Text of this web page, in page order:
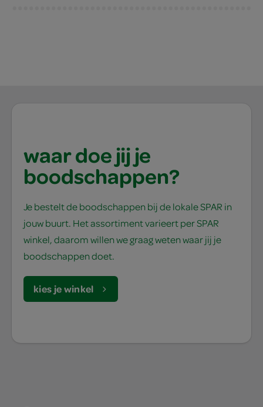
waar doe jij je
boodschappen?
Je bestelt de boodschappen bij de lokale SPAR in
jouw buurt. Het assortiment varieert per SPAR
winkel, daarom willen we graag weten waar jij je
boodschappen doet.
kies je winkel